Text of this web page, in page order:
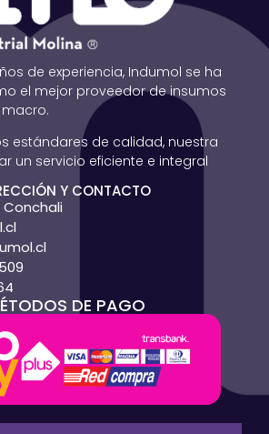
de experiencia, Indumol se ha
el mejor proveedor de insumos
estándares de calidad, nuestra
un servicio eficiente e integral
Y CONTACTO
Conchali
DE PAGO